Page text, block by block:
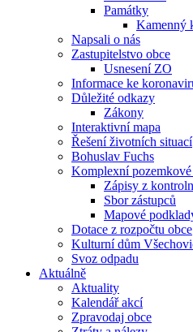
Památky
Kamenný
Napsali o nás
Zastupitelstvo obce
Usnesení ZO
Informace ke
Důležité odkazy
Zákony
Interaktivní mapa
Řešení životních situací
Bohuslav Fuchs
Komplexní
Zápisy z
Sbor zástupců
Mapové
Dotace z rozpočtu obce
Kulturní dům
Svoz odpadu
Aktuálně
Aktuality
Kalendář akcí
Zpravodaj obce